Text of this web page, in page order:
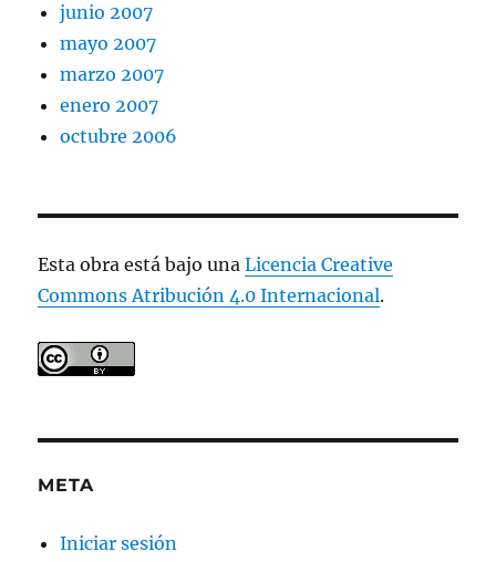
junio 2007
mayo 2007
marzo 2007
enero 2007
octubre 2006
Esta obra está bajo unaLicencia Creative
Commons Atribución 4.0 Internacional.
META
Iniciar sesión